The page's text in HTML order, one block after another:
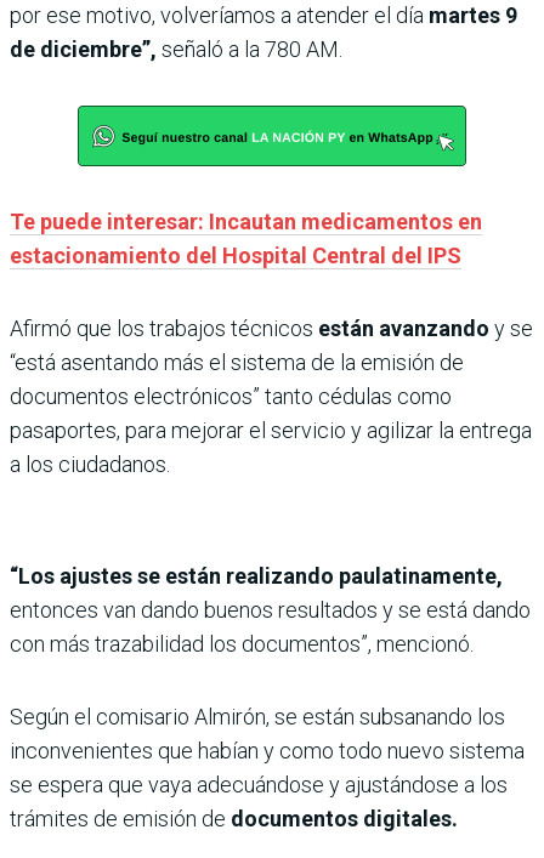
por ese motivo, volveríamos a atender el día martes 9
de diciembre”, señaló a la 780 AM.
Te puede interesar: Incautan medicamentos en
estacionamiento del Hospital Central del IPS
Afirmó que los trabajos técnicos están avanzando y se
“está asentando más el sistema de la emisión de
documentos electrónicos” tanto cédulas como
pasaportes, para mejorar el servicio y agilizar la entrega
a los ciudadanos.
“Los ajustes se están realizando paulatinamente,
entonces van dando buenos resultados y se está dando
con más trazabilidad los documentos”, mencionó.
Según el comisario Almirón, se están subsanando los
inconvenientes que habían y como todo nuevo sistema
se espera que vaya adecuándose y ajustándose a los
trámites de emisión de documentos digitales.